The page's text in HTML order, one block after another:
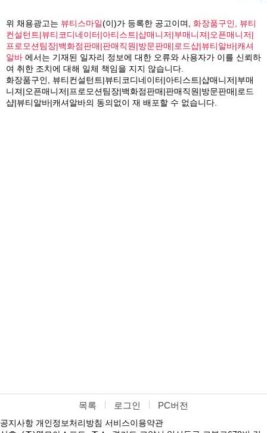
위 채용광고는 뷰티스마일(이)가 등록한 공고이며, 화장품구인, 뷰티
컨설턴트|뷰티코디네이터|아티스트|샵매니저|부매니져|오픈매니저|
프로모션팀장|백화점판매|판매직원|방문판매|로드샵|뷰티알바|캐셔
알바 에서는 기재된 일자리 정보에 대한 오류와 사용자가 이를 신뢰하
여 취한 조치에 대해 일체 책임을 지지 않습니다.
화장품구인, 뷰티컨설턴트|뷰티코디네이터|아티스트|샵매니저|부매
니져|오픈매니저|프로모션팀장|백화점판매|판매직원|방문판매|로드
샵|뷰티알바|캐셔알바의 동의없이 재 배포할 수 없습니다.
목록 로그인 PC버전
공지사항 개인정보처리방침 서비스이용약관